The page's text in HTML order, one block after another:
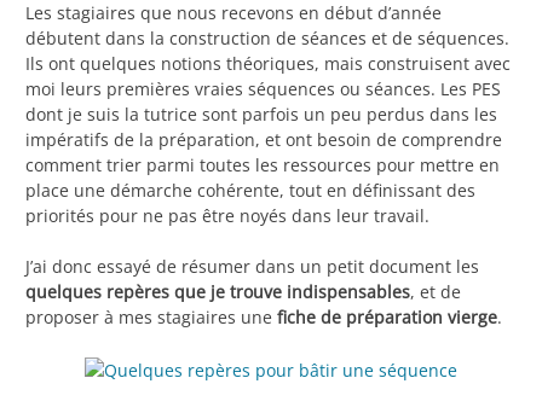
Les stagiaires que nous recevons en début d’année
débutent dans la construction de séances et de séquences.
Ils ont quelques notions théoriques, mais construisent avec
moi leurs premières vraies séquences ou séances. Les PES
dont je suis la tutrice sont parfois un peu perdus dans les
impératifs de la préparation, et ont besoin de comprendre
comment trier parmi toutes les ressources pour mettre en
place une démarche cohérente, tout en définissant des
priorités pour ne pas être noyés dans leur travail.
J’ai donc essayé de résumer dans un petit document les
quelques repères que je trouve indispensables, et de
proposer à mes stagiaires une fiche de préparation vierge.